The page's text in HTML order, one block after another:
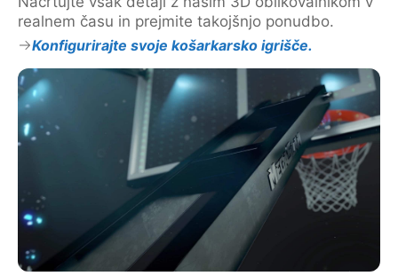
realnem času in prejmite takojšnjo ponudbo.
Konfigurirajte svoje košarkarsko igrišče.